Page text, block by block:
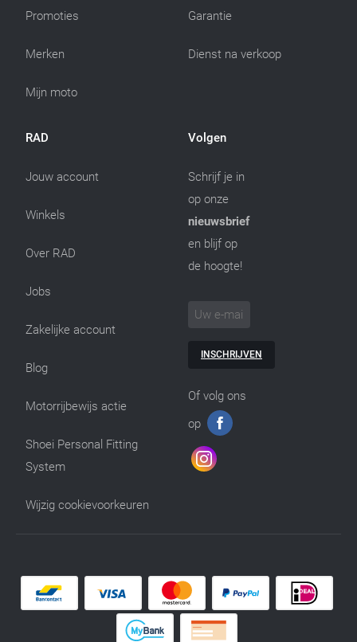
Promoties
Merken
Mijn moto
Garantie
Dienst na verkoop
RAD
Jouw account
Winkels
Over RAD
Jobs
Zakelijke account
Blog
Motorrijbewijs actie
Shoei Personal Fitting
System
Wijzig cookievoorkeuren
Volgen
Schrijf je in
op onze
nieuwsbrief
en blijf op
de hoogte!
INSCHRIJVEN
Of volg ons
op